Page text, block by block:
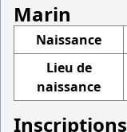
Marin
Naissance
Lieu de
naissance
Inscriptions